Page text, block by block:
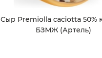
Сыр Premiolla caciotta 50%
БЗМЖ (Артель)